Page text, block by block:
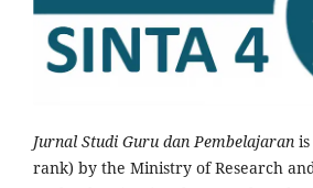
Jurnal Studi Guru dan Pembelajaran is
rank) by the Ministry of Research